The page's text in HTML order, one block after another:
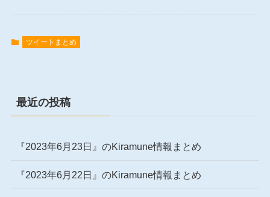
ツイートまとめ
最近の投稿
『2023年6月23日』のKiramune情報まとめ
『2023年6月22日』のKiramune情報まとめ